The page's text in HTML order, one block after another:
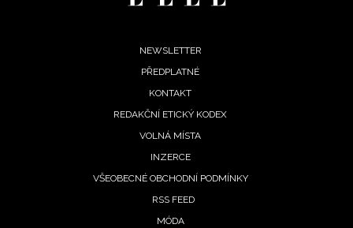
NEWSLETTER
NEWSLETTER
PŘEDPLATNÉ
KONTAKT
REDAKČNÍ ETICKÝ KODEX
VOLNÁ MÍSTA
INZERCE
VŠEOBECNÉ OBCHODNÍ PODMÍNKY
RSS FEED
MÓDA